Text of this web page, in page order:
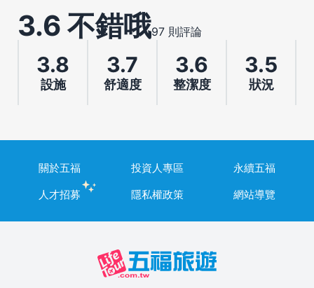
3.6 不錯哦97 則評論
3.8
設施
3.7
舒適度
3.6
整潔度
3.5
狀況
關於五福 投資人專區
永續五福
人才招募
隱私權政策 網站導覽